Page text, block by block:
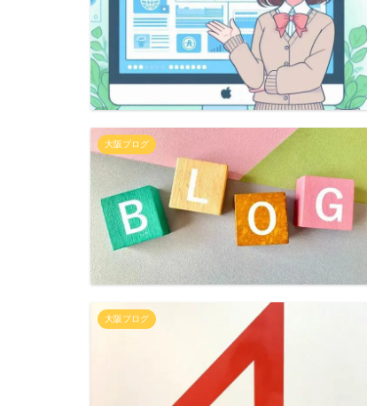
大阪ブログ
大阪ブログ